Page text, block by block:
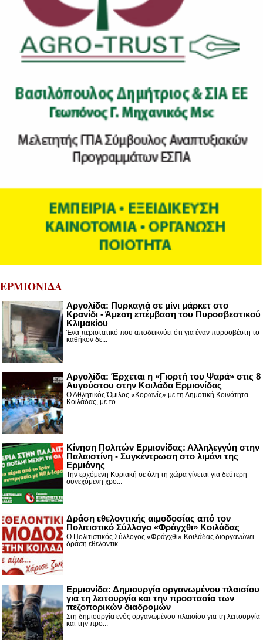
ΕΡΜΙΟΝΙΔΑ
Αργολίδα: Πυρκαγιά σε μίνι μάρκετ στο
Κρανίδι - Άμεση επέμβαση του Πυροσβεστικού
Κλιμακίου
Ένα περιστατικό που αποδεικνύει ότι για έναν πυροσβέστη το
καθήκον δε...
Αργολίδα: Έρχεται η «Γιορτή του Ψαρά» στις 8
Αυγούστου στην Κοιλάδα Ερμιονίδας
Ο Αθλητικός Όμιλος «Κορωνίς» με τη Δημοτική Κοινότητα
Κοιλάδας, με το...
Κίνηση Πολιτών Ερμιονίδας: Αλληλεγγύη στην
Παλαιστίνη - Συγκέντρωση στο λιμάνι της
Ερμιόνης
Την ερχόμενη Κυριακή σε όλη τη χώρα γίνεται για δεύτερη
συνεχόμενη χρο...
Δράση εθελοντικής αιμοδοσίας από τον
Πολιτιστικό Σύλλογο «Φράγχθι» Κοιλάδας
Ο Πολιτιστικός Σύλλογος «Φράγχθι» Κοιλάδας διοργανώνει
δράση εθελοντικ...
Ερμιονίδα: Δημιουργία οργανωμένου πλαισίου
για τη λειτουργία και την προστασία των
πεζοπορικών διαδρομών
Στη δημιουργία ενός οργανωμένου πλαισίου για τη λειτουργία
και την προ...